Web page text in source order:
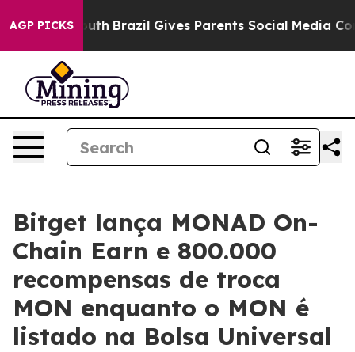
AGP PICKS
to Youth Brazil Gives Parents Social Media
Bitget lança MONAD On-
Chain Earn e 800.000
recompensas de troca
MON enquanto o MON é
listado na Bolsa Universal